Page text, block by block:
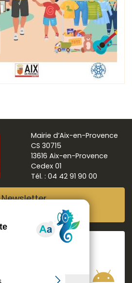
Mairie d’Aix-en-Provence
CS 30715
13616 Aix-en-Provence
Cedex 01
Tél. : 04 42 91 90 00
Newsletter
Aix ma ville